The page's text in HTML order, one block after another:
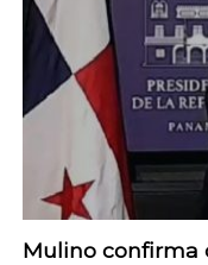
Mulino confirma